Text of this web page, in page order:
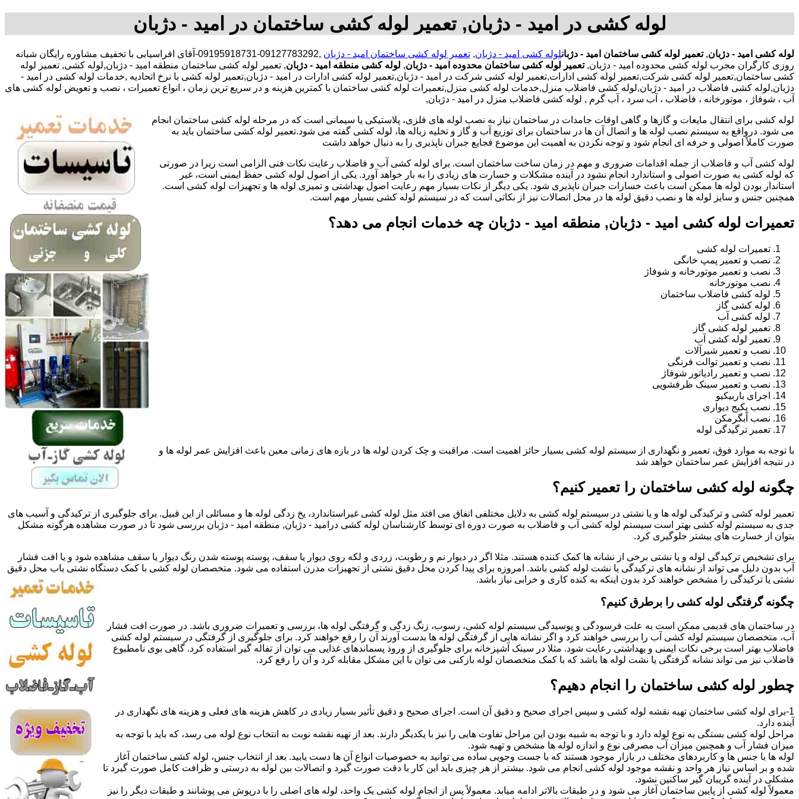
لوله کشی در امید - دژبان, تعمیر لوله کشی ساختمان در امید - دژبان
لوله کشی امید - دژبان,تعمیر لوله کشی ساختمان امید - دژبانلوله کشی امید - دژبان, تعمیر لوله کشی ساختمان امید - دژبان
,09127783292-09195918731-آقای افراسیابی با تخفیف مشاوره رایگان شبانه
روزی کارگران مجرب لوله کشی محدوده امید - دژبان,تعمیر لوله کشی ساختمان محدوده امید - دژبان, لوله کشی منطقه امید - دژبان, تعمیر لوله کشی ساختمان منطقه امید - دژبان,لوله کشی, تعمیر لوله
کشی ساختمان,تعمیر لوله کشی شرکت,تعمیر لوله کشی ادارات,تعمیر لوله کشی شرکت در امید - دژبان,تعمیر لوله کشی ادارات در امید - دژبان,تعمیر لوله کشی با نرخ اتحادیه ,خدمات لوله کشی در امید -
دژبان,لوله کشی فاضلاب در امید - دژبان,لوله کشی فاضلاب منزل,خدمات لوله کشی منزل,تعمیرات لوله کشی ساختمان با کمترین هزینه و در سریع ترین زمان ، انواع تعمیرات ، نصب و تعویض لوله کشی های
آب ، شوفاژ ، موتورخانه ، فاضلاب ، آب سرد ، آب گرم , لوله کشی فاضلاب منزل در امید - دژبان,
لوله کشی برای انتقال مایعات و گازها و گاهی اوقات جامدات در ساختمان نیاز به نصب لوله های فلزی، پلاستیکی یا سیمانی است که در مرحله لوله کشی ساختمان انجام
می شود. درواقع به سیستم نصب لوله ها و اتصال آن ها در ساختمان برای توزیع آب و گاز و تخلیه زباله ها، لوله کشی گفته می شود.تعمیر لوله کشی ساختمان باید به
صورت کاملاً اصولی و حرفه ای انجام شود و توجه نکردن به اهمیت این موضوع فجایع جبران ناپذیری را به دنبال خواهد داشت
لوله کشی آب و فاضلاب از جمله اقدامات ضروری و مهم در زمان ساخت ساختمان است. برای لوله کشی آب و فاضلاب رعایت نکات فنی الزامی است زیرا در صورتی
که لوله کشی به صورت اصولی و استاندارد انجام نشود در آینده مشکلات و خسارت های زیادی را به بار خواهد آورد. یکی از اصول لوله کشی حفظ ایمنی است، غیر
استاندار بودن لوله ها ممکن است باعث خسارات جبران ناپذیری شود. یکی دیگر از نکات بسیار مهم رعایت اصول بهداشتی و تمیزی لوله ها و تجهیزات لوله کشی است.
همچنین جنس و سایز لوله ها و نصب دقیق لوله ها در محل اتصالات نیز از نکاتی است که در سیستم لوله کشی بسیار مهم است.
تعمیرات لوله کشی امید - دژبان, منطقه امید - دژبان چه خدمات انجام می دهد؟
تعمیرات لوله کشی
نصب و تعمیر پمپ خانگی
نصب و تعمیر موتورخانه و شوفاژ
نصب موتورخانه
لوله کشی فاضلاب ساختمان
لوله کشی گاز
لوله کشی آب
تعمیر لوله کشی گاز
تعمیر لوله کشی آب
نصب و تعمیر شیرآلات
نصب و تعمیر توالت فرنگی
نصب و تعمیر رادیاتور شوفاژ
نصب و تعمیر سینک ظرفشویی
اجرای باربیکیو
نصب پکیج دیواری
نصب آبگرمکن
تعمیر ترگیدگی لوله
با توجه به موارد فوق، تعمیر و نگهداری از سیستم لوله کشی بسیار حائز اهمیت است. مراقبت و چک کردن لوله ها در بازه های زمانی معین باعث افزایش عمر لوله ها و
در نتیجه افزایش عمر ساختمان خواهد شد
چگونه لوله کشی ساختمان را تعمیر کنیم؟
تعمیر لوله کشی و ترکیدگی لوله ها و یا نشتی در سیستم لوله کشی به دلایل مختلفی اتفاق می افتد مثل لوله کشی غیراستاندارد، یخ زدگی لوله ها و مسائلی از این قبیل. برای جلوگیری از ترکیدگی و آسیب های
جدی به سیستم لوله کشی بهتر است سیستم لوله کشی آب و فاضلاب به صورت دوره ای توسط کارشناسان لوله کشی درامید - دژبان, منطقه امید - دژبان بررسی شود تا در صورت مشاهده هرگونه مشکل
بتوان از خسارت های بیشتر جلوگیری کرد.
برای تشخیص ترکیدگی لوله و یا نشتی برخی از نشانه ها کمک کننده هستند. مثلا اگر در دیوار نم و رطوبت، زردی و لکه روی دیوار یا سقف، پوسته پوسته شدن رنگ دیوار یا سقف مشاهده شود و یا افت فشار
آب بدون دلیل می تواند از نشانه های ترکیدگی یا نشت لوله کشی باشد. امروزه برای پیدا کردن محل دقیق نشتی از تجهیزات مدرن استفاده می شود. متخصصان لوله کشی با کمک دستگاه نشتی یاب محل دقیق
نشتی یا ترکیدگی را مشخص خواهند کرد بدون اینکه به کنده کاری و خرابی نیاز باشد.
چگونه گرفتگی لوله کشی را برطرق کنیم؟
در ساختمان های قدیمی ممکن است به علت فرسودگی و پوسیدگی سیستم لوله کشی، رسوب، زنگ زدگی و گرفتگی لوله ها، بررسی و تعمیرات ضروری باشد. در صورت افت فشار
آب، متخصصان سیستم لوله کشی آب را بررسی خواهند کرد و اگر نشانه هایی از گرفتگی لوله ها بدست آورند آن را رفع خواهند کرد. برای جلوگیری از گرفتگی در سیستم لوله کشی
فاضلاب بهتر است برخی نکات ایمنی و بهداشتی رعایت شود. مثلا در سینک آشپزخانه برای جلوگیری از ورود پسماندهای غذایی می توان از تفاله گیر استفاده کرد. گاهی بوی نامطبوع
فاضلاب نیز می تواند نشانه گرفتگی یا نشت لوله ها باشد که با کمک متخصصان لوله بازکنی می توان با این مشکل مقابله کرد و آن را رفع کرد.
چطور لوله کشی ساختمان را انجام دهیم؟
1-برای لوله کشی ساختمان تهیه نقشه لوله کشی و سپس اجرای صحیح و دقیق آن است. اجرای صحیح و دقیق تأثیر بسیار زیادی در کاهش هزینه های فعلی و هزینه های نگهداری در
آینده دارد.
مراحل لوله کشی بستگی به نوع لوله دارد و با توجه به شبیه بودن این مراحل تفاوت هایی را نیز با یکدیگر دارند. بعد از تهیه نقشه نوبت به انتخاب نوع لوله می رسد، که باید با توجه به
میزان فشار آب و همچنین میزان آب مصرفی نوع و اندازه لوله ها مشخص و تهیه شود.
لوله ها با جنس ها و کاربردهای مختلف در بازار موجود هستند که با جست وجویی ساده می توانید به خصوصیات انواع آن ها دست یابید. بعد از انتخاب جنس، لوله کشی ساختمان آغاز
شده و بر اساس نیاز هر واحد و نقشه موجود لوله کشی انجام می شود. بیشتر از هر چیزی باید این کار با دقت صورت گیرد و اتصالات بین لوله به درستی و ظرافت کامل صورت گیرد تا
مشکلی در آینده گریبان گیر ساکنین نشود.
معمولاً لوله کشی از پایین ساختمان آغاز می شود و در طبقات بالاتر ادامه میابد. معمولاً پس از انجام لوله کشی یک واحد، لوله های اصلی را با درپوش می پوشانند و طبقات دیگر را نیز